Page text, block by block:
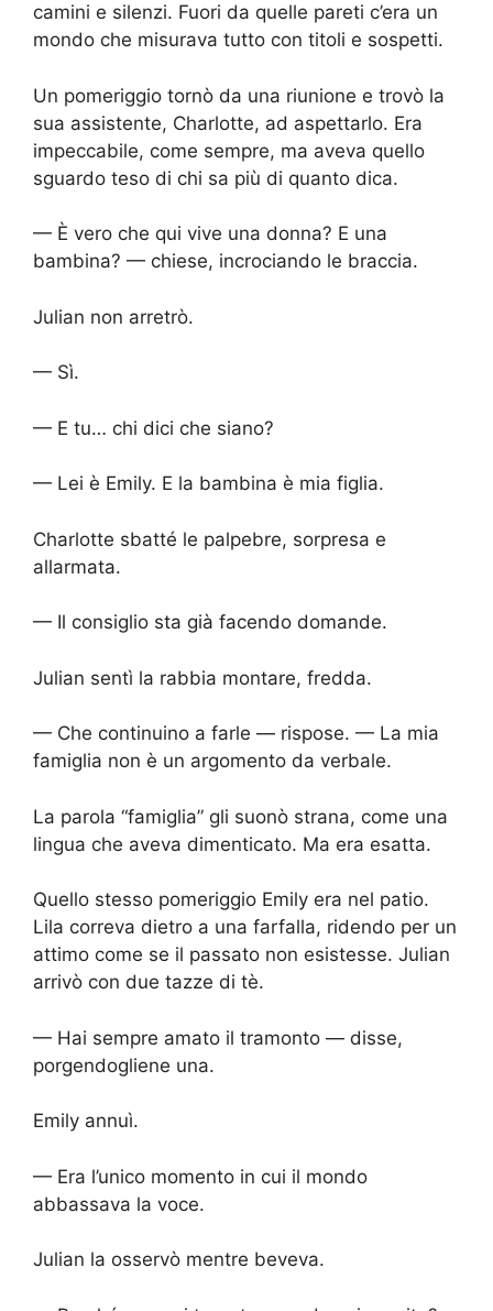
camini e silenzi. Fuori da quelle pareti c’era un
mondo che misurava tutto con titoli e sospetti.
Un pomeriggio tornò da una riunione e trovò la
sua assistente, Charlotte, ad aspettarlo. Era
impeccabile, come sempre, ma aveva quello
sguardo teso di chi sa più di quanto dica.
— È vero che qui vive una donna? E una
bambina? — chiese, incrociando le braccia.
Julian non arretrò.
— Sì.
— E tu… chi dici che siano?
— Lei è Emily. E la bambina è mia figlia.
Charlotte sbatté le palpebre, sorpresa e
allarmata.
— Il consiglio sta già facendo domande.
Julian sentì la rabbia montare, fredda.
— Che continuino a farle — rispose. — La mia
famiglia non è un argomento da verbale.
La parola “famiglia” gli suonò strana, come una
lingua che aveva dimenticato. Ma era esatta.
Quello stesso pomeriggio Emily era nel patio.
Lila correva dietro a una farfalla, ridendo per un
attimo come se il passato non esistesse. Julian
arrivò con due tazze di tè.
— Hai sempre amato il tramonto — disse,
porgendogliene una.
Emily annuì.
— Era l’unico momento in cui il mondo
abbassava la voce.
Julian la osservò mentre beveva.